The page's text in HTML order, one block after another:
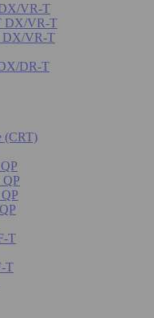
VR-T
DX/VR-T
DX/VR-T
DR-T
(CRT)
T
T